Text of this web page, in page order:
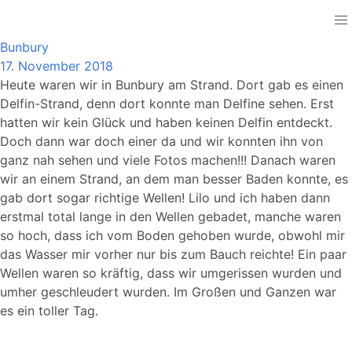
Bunbury
17. November 2018
Heute waren wir in Bunbury am Strand. Dort gab es einen
Delfin-Strand, denn dort konnte man Delfine sehen. Erst
hatten wir kein Glück und haben keinen Delfin entdeckt.
Doch dann war doch einer da und wir konnten ihn von
ganz nah sehen und viele Fotos machen!!! Danach waren
wir an einem Strand, an dem man besser Baden konnte, es
gab dort sogar richtige Wellen! Lilo und ich haben dann
erstmal total lange in den Wellen gebadet, manche waren
so hoch, dass ich vom Boden gehoben wurde, obwohl mir
das Wasser mir vorher nur bis zum Bauch reichte! Ein paar
Wellen waren so kräftig, dass wir umgerissen wurden und
umher geschleudert wurden. Im Großen und Ganzen war
es ein toller Tag.